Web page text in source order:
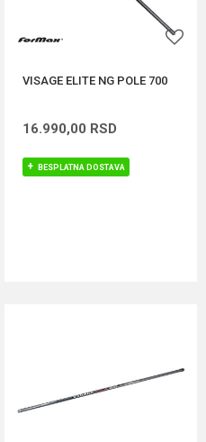
VISAGE ELITE NG POLE 700
16.990,00 RSD
BESPLATNA DOSTAVA